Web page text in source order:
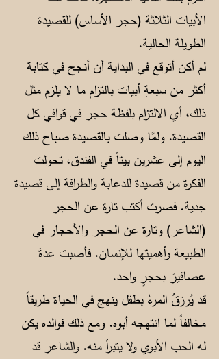
الأبيات الثلاثة (حجر الأساس) للقصيدة
الطويلة الحالية.
لم أكن أتوقع في البداية أن أنجح في كتابة
أكثر من سبعةِ أبيات بالتزام ما لا يلزم مثل
ذلك، أي الالتزام بلفظة حجر في قوافي كل
القصيدة. ولمَّا وصلت بالقصيدة صباح ذلك
اليوم إلى عشرين بيتاً في الفندق، تحولت
الفكرة من قصيدة للدعابة والطرافة إلى قصيدة
جدية. فصرت أكتب تارة عن الحجر
(الشاعر) وتارة عن الحجر والأحجار في
الطبيعة وأهميتها للإنسان. فأصبت عدةَ
عصافيرَ بحجرٍ واحد.
قد يُرزقُ المرءُ بطفل ينهج في الحياة طريقاً
مخالفاً لما انتهجه أبوه. ومع ذلك فوالده يكن
له الحب الأبوي ولا يتبرأ منه. والشاعر قد